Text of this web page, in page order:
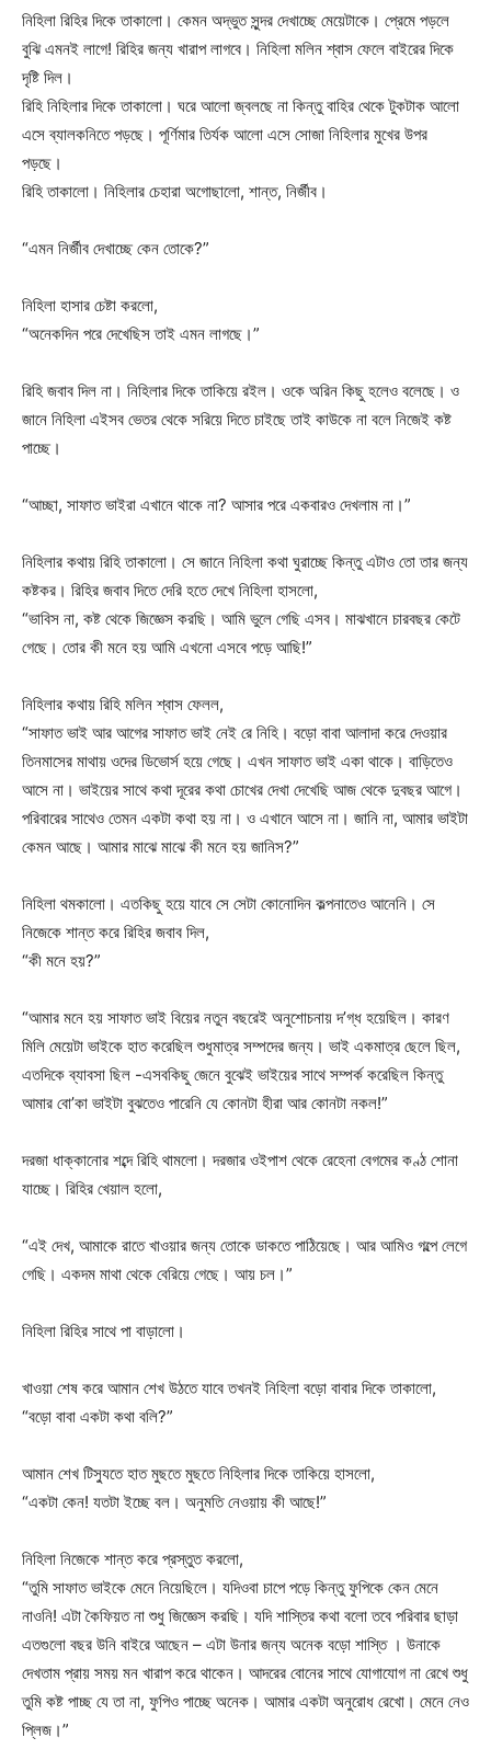
নিহিলা রিহির দিকে তাকালো। কেমন অদ্ভুত সুন্দর দেখাচ্ছে মেয়েটাকে। প্রেমে পড়লে
বুঝি এমনই লাগে! রিহির জন্য খারাপ লাগবে। নিহিলা মলিন শ্বাস ফেলে বাইরের দিকে
দৃষ্টি দিল।
রিহি নিহিলার দিকে তাকালো। ঘরে আলো জ্বলছে না কিন্তু বাহির থেকে টুকটাক আলো
এসে ব্যালকনিতে পড়ছে। পূর্ণিমার তির্যক আলো এসে সোজা নিহিলার মুখের উপর
পড়ছে।
রিহি তাকালো। নিহিলার চেহারা অগোছালো, শান্ত, নির্জীব।
“এমন নির্জীব দেখাচ্ছে কেন তোকে?”
নিহিলা হাসার চেষ্টা করলো,
“অনেকদিন পরে দেখেছিস তাই এমন লাগছে।”
রিহি জবাব দিল না। নিহিলার দিকে তাকিয়ে রইল। ওকে অরিন কিছু হলেও বলেছে। ও
জানে নিহিলা এইসব ভেতর থেকে সরিয়ে দিতে চাইছে তাই কাউকে না বলে নিজেই কষ্ট
পাচ্ছে।
“আচ্ছা, সাফাত ভাইরা এখানে থাকে না? আসার পরে একবারও দেখলাম না।”
নিহিলার কথায় রিহি তাকালো। সে জানে নিহিলা কথা ঘুরাচ্ছে কিন্তু এটাও তো তার জন্য
কষ্টকর। রিহির জবাব দিতে দেরি হতে দেখে নিহিলা হাসলো,
“ভাবিস না, কষ্ট থেকে জিজ্ঞেস করছি। আমি ভুলে গেছি এসব। মাঝখানে চারবছর কেটে
গেছে। তোর কী মনে হয় আমি এখনো এসবে পড়ে আছি!”
নিহিলার কথায় রিহি মলিন শ্বাস ফেলল,
“সাফাত ভাই আর আগের সাফাত ভাই নেই রে নিহি। বড়ো বাবা আলাদা করে দেওয়ার
তিনমাসের মাথায় ওদের ডিভোর্স হয়ে গেছে। এখন সাফাত ভাই একা থাকে। বাড়িতেও
আসে না। ভাইয়ের সাথে কথা দূরের কথা চোখের দেখা দেখেছি আজ থেকে দুবছর আগে।
পরিবারের সাথেও তেমন একটা কথা হয় না। ও এখানে আসে না। জানি না, আমার ভাইটা
কেমন আছে। আমার মাঝে মাঝে কী মনে হয় জানিস?”
নিহিলা থমকালো। এতকিছু হয়ে যাবে সে সেটা কোনোদিন কল্পনাতেও আনেনি। সে
নিজেকে শান্ত করে রিহির জবাব দিল,
“কী মনে হয়?”
“আমার মনে হয় সাফাত ভাই বিয়ের নতুন বছরেই অনুশোচনায় দ’গ্ধ হয়েছিল। কারণ
মিলি মেয়েটা ভাইকে হাত করেছিল শুধুমাত্র সম্পদের জন্য। ভাই একমাত্র ছেলে ছিল,
এতদিকে ব্যাবসা ছিল -এসবকিছু জেনে বুঝেই ভাইয়ের সাথে সম্পর্ক করেছিল কিন্তু
আমার বো’কা ভাইটা বুঝতেও পারেনি যে কোনটা হীরা আর কোনটা নকল!”
দরজা ধাক্কানোর শব্দে রিহি থামলো। দরজার ওইপাশ থেকে রেহেনা বেগমের কণ্ঠ শোনা
যাচ্ছে। রিহির খেয়াল হলো,
“এই দেখ, আমাকে রাতে খাওয়ার জন্য তোকে ডাকতে পাঠিয়েছে। আর আমিও গল্পে লেগে
গেছি। একদম মাথা থেকে বেরিয়ে গেছে। আয় চল।”
নিহিলা রিহির সাথে পা বাড়ালো।
খাওয়া শেষ করে আমান শেখ উঠতে যাবে তখনই নিহিলা বড়ো বাবার দিকে তাকালো,
“বড়ো বাবা একটা কথা বলি?”
আমান শেখ টিস্যুতে হাত মুছতে মুছতে নিহিলার দিকে তাকিয়ে হাসলো,
“একটা কেন! যতটা ইচ্ছে বল। অনুমতি নেওয়ায় কী আছে!”
নিহিলা নিজেকে শান্ত করে প্রস্তুত করলো,
“তুমি সাফাত ভাইকে মেনে নিয়েছিলে। যদিওবা চাপে পড়ে কিন্তু ফুপিকে কেন মেনে
নাওনি! এটা কৈফিয়ত না শুধু জিজ্ঞেস করছি। যদি শাস্তির কথা বলো তবে পরিবার ছাড়া
এতগুলো বছর উনি বাইরে আছেন – এটা উনার জন্য অনেক বড়ো শাস্তি । উনাকে
দেখতাম প্রায় সময় মন খারাপ করে থাকেন। আদরের বোনের সাথে যোগাযোগ না রেখে শুধু
তুমি কষ্ট পাচ্ছ যে তা না, ফুপিও পাচ্ছে অনেক। আমার একটা অনুরোধ রেখো। মেনে নেও
প্লিজ।”